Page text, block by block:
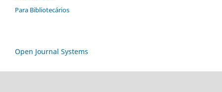
Para Bibliotecários
Open Journal Systems